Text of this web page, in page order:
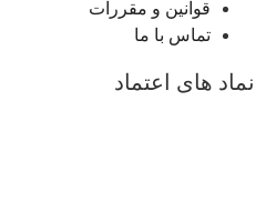
قوانین و مقررات
تماس با ما
نماد های اعتماد